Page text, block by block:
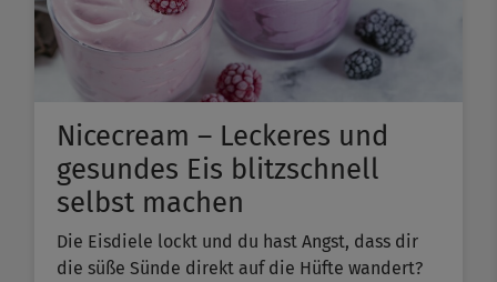
Nicecream – Leckeres und
gesundes Eis blitzschnell
selbst machen
Die Eisdiele lockt und du hast Angst, dass dir
die süße Sünde direkt auf die Hüfte wandert?